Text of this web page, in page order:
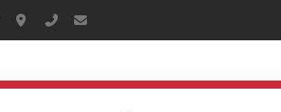
Case postale 17, 1422 Grandson, Suisse
+41 79 230 73 19